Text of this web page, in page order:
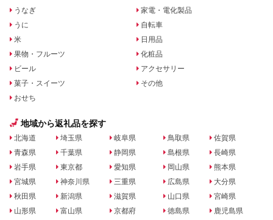
うなぎ
うに
米
果物・フルーツ
ビール
菓子・スイーツ
おせち
家電・電化製品
自転車
日用品
化粧品
アクセサリー
その他
地域から返礼品を探す
北海道
青森県
岩手県
宮城県
秋田県
山形県
埼玉県
千葉県
東京都
神奈川県
新潟県
富山県
岐阜県
静岡県
愛知県
三重県
滋賀県
京都府
鳥取県
島根県
岡山県
広島県
山口県
徳島県
佐賀県
長崎県
熊本県
大分県
宮崎県
鹿児島県